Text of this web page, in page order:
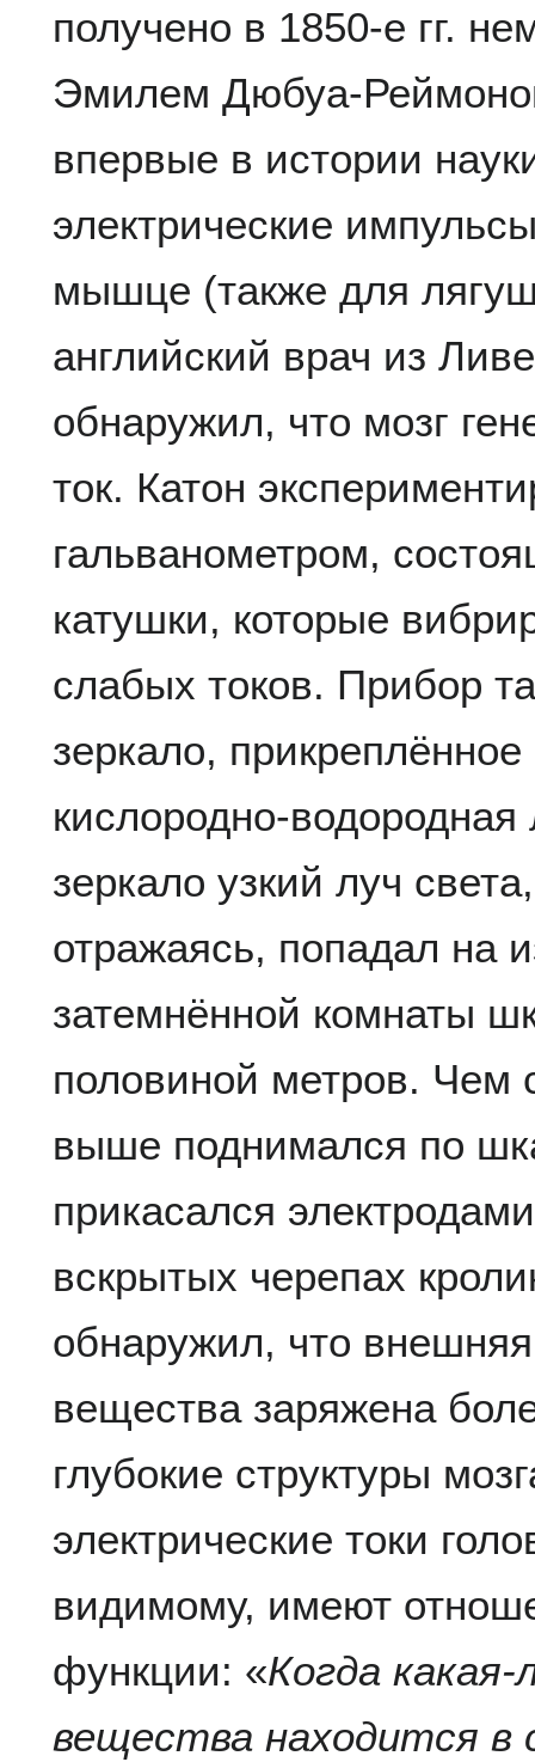
получено в 1850-е гг.
Эмилем Дюбуа-
впервые в истории
электрические
мышце (также для
английский врач из
обнаружил, что мозг
ток. Катон
гальванометром,
катушки, которые
слабых токов. Прибор
зеркало,
кислородно-
зеркало узкий луч
отражаясь, попадал на
затемнённой комнаты
половиной метров. Чем
выше поднимался по
прикасался
вскрытых черепах
обнаружил, что
вещества заряжена
глубокие структуры
электрические токи
видимому, имеют
функции: «Когда
вещества находится в